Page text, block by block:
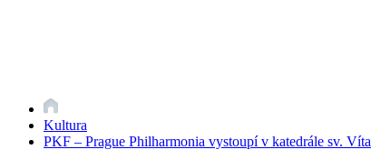
Kultura
PKF – Prague Philharmonia vystoupí v katedrále sv. Víta